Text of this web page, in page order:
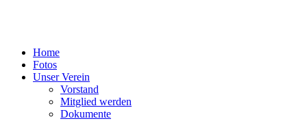
Home
Fotos
Unser Verein
Vorstand
Mitglied werden
Dokumente